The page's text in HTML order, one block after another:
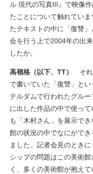
ル 現代の写真III』で映像
たことについて触れてい
たテキストの中に「復讐
会を行う上で2004年の出
したか。
高嶺格（以下、TT）
それ
で書いていた「復讐」と
テルダムで行われたグル
に出した作品の中で使っ
も「木村さん」を展示で
館の状況の中でなにがで
ました。記者会見のとき
シップの問題はこの美術
く、多くの美術館が抱え